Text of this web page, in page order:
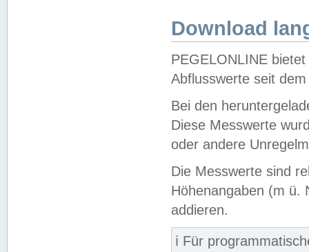
Download
PEGELONLINE
Abflusswerte seit
Bei den
Diese Messwerte
oder andere
Die Messwerte sind
Höhenangaben (m ü.
addieren.
ℹ️ Für